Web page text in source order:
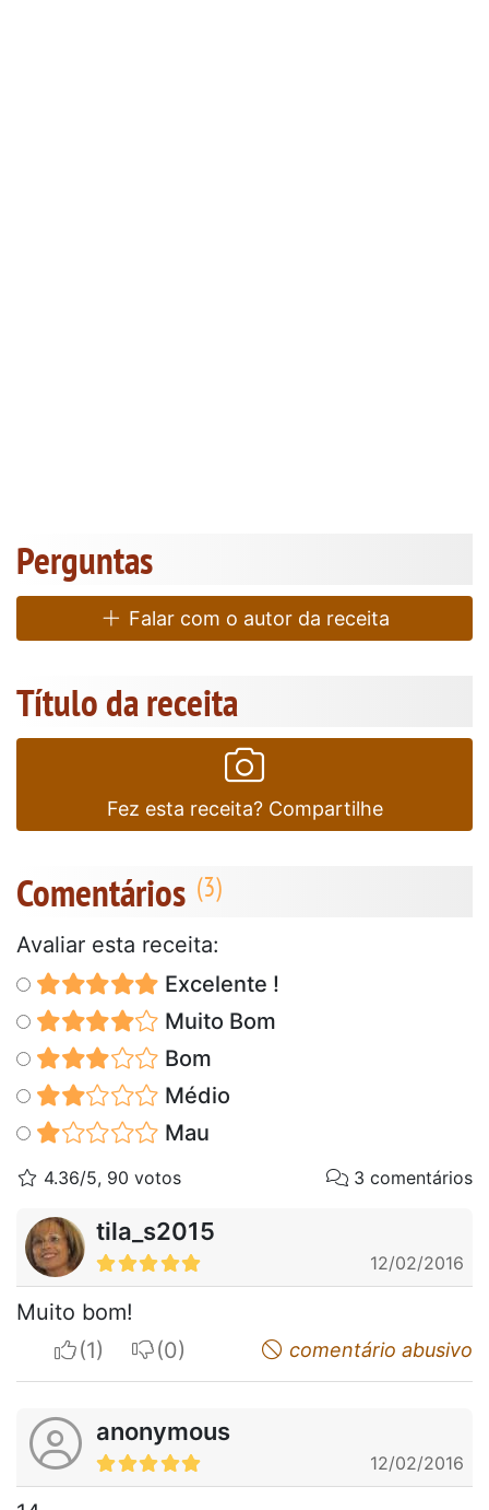
Perguntas
Falar com o autor da receita
Título da receita
Fez esta receita? Compartilhe
Comentários
Avaliar esta receita:
Excelente !
Muito Bom
Bom
Médio
Mau
4.36/5, 90 votos 3 comentários
tila_s2015
12/02/2016
Muito bom!
I apreciateI do not appreciatecomentário abusivo
anonymous
12/02/2016